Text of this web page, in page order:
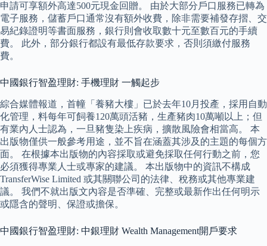
申請可享額外高達500元現金回贈。 由於大部分戶口服務已轉為
電子服務，儲蓄戶口通常沒有額外收費，除非需要補發存摺、交
易紀錄證明等書面服務，銀行則會收取數十元至數百元的手續
費。 此外，部分銀行都設有最低存款要求，否則須繳付服務
費。
中國銀行智盈理財: 手機理財 一觸起步
綜合媒體報道，首幢「養豬大樓」已於去年10月投產，採用自動
化管理，料每年可飼養120萬頭活豬，生產豬肉10萬噸以上；但
有業內人士認為，一旦豬隻染上疾病，擴散風險會相當高。 本
出版物僅供一般參考用途，並不旨在涵蓋其涉及的主題的每個方
面。 在根據本出版物的內容採取或避免採取任何行動之前，您
必須獲得專業人士或專家的建議。 本出版物中的資訊不構成
TransferWise Limited 或其關聯公司的法律、稅務或其他專業建
議。 我們不就出版文內容是否準確、完整或最新作出任何明示
或隱含的聲明、保證或擔保。
中國銀行智盈理財: 中銀理財 Wealth Management開戶要求